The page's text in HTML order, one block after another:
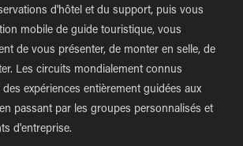
d'hôtel et du support, puis vous
mobile de guide touristique, vous
de vous présenter, de monter en selle, de
Les circuits mondialement connus
des expériences entièrement guidées aux
passant par les groupes personnalisés et
d'entreprise.